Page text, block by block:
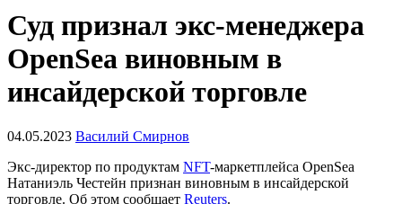
Суд признал экс-менеджера
OpenSea виновным в
инсайдерской торговле
04.05.2023 Василий Смирнов
Экс-директор по продуктам NFT-маркетплейса OpenSea
Натаниэль Честейн признан виновным в инсайдерской
торговле. Об этом сообщает Reuters.